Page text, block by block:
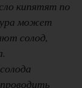
кипятят по
может
солод,